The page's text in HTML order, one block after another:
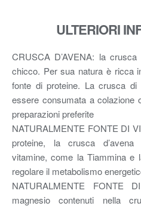
ULTERIORI
CRUSCA D’AVENA: la
chicco. Per sua natura è ricca
fonte di proteine. La crusca
essere consumata a colazione
preparazioni preferite
NATURALMENTE FONTE DI
proteine, la crusca d’avena
vitamine, come la Tiammina e
regolare il metabolismo
NATURALMENTE
magnesio contenuti nella